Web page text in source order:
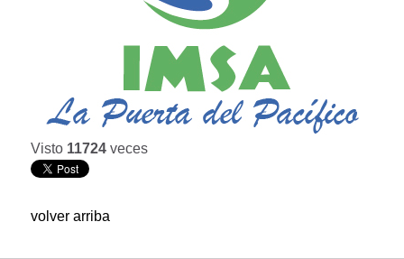
Visto 11724 veces
volver arriba